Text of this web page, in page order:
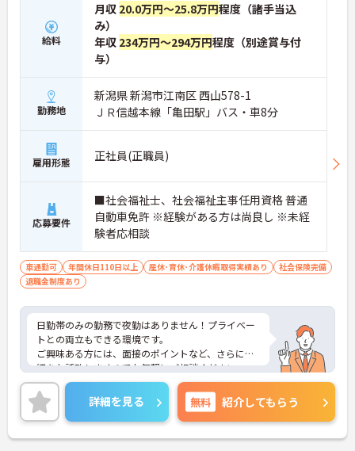
給料
月収 20.0万円～25.8万円程度（諸手当込
み）
年収 234万円～294万円程度（別途賞与付
与）
勤務地
新潟県 新潟市江南区 西山578-1
ＪＲ信越本線「亀田駅」バス・車8分
雇用形態 正社員(正職員)
応募要件
■社会福祉士、社会福祉主事任用資格 普通
自動車免許 ※経験がある方は尚良し ※未経
験者応相談
車通勤可 年間休日110日以上 産休･育休･介護休暇取得実績あり
社会保険完備
退職金制度あり
日勤帯のみの勤務で夜勤はありません！プライベー
トとの両立もできる環境です。
ご興味ある方には、面接のポイントなど、さらに詳
細をお話致しますのでお気軽にご相談ください。
詳細を見る 無料 紹介してもらう